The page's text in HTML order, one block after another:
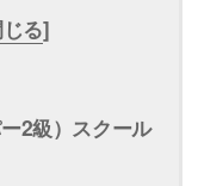
る]
2級）スクール